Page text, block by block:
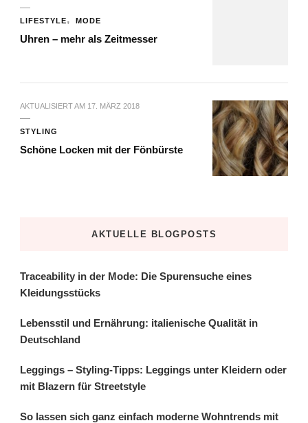
LIFESTYLE MODE
Uhren – mehr als Zeitmesser
AKTUALISIERT AM 17. MÄRZ 2018
STYLING
Schöne Locken mit der Fönbürste
AKTUELLE BLOGPOSTS
Traceability in der Mode: Die Spurensuche eines
Kleidungsstücks
Lebensstil und Ernährung: italienische Qualität in
Deutschland
Leggings – Styling-Tipps: Leggings unter Kleidern oder
mit Blazern für Streetstyle
So lassen sich ganz einfach moderne Wohntrends mit